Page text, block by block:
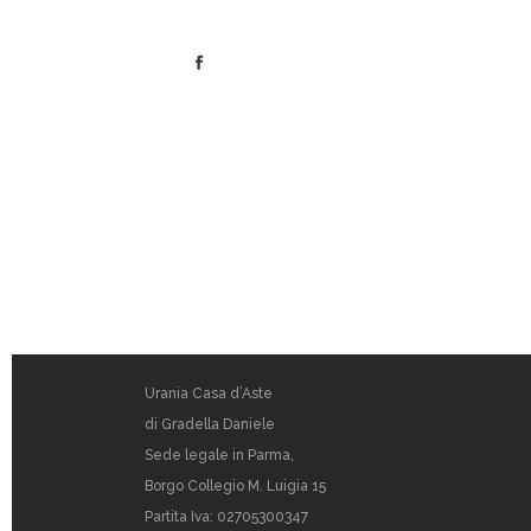
Urania Casa d’Aste
di Gradella Daniele
Sede legale in Parma,
Borgo Collegio M. Luigia 15
Partita Iva: 02705300347